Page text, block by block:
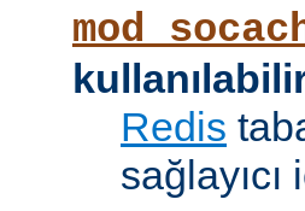
Redis